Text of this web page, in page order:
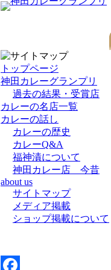
トップページ
神田カレーグランプリ
過去の結果・受賞店
カレーの名店一覧
カレーの話し
カレーの歴史
カレーQ&A
福神漬について
神田カレー店 今昔
about us
サイトマップ
メディア掲載
ショップ掲載について